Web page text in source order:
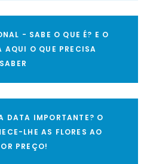
- SABE O QUE É? E O
AQUI O QUE PRECISA
SABER
DATA IMPORTANTE? O
LHE AS FLORES AO
PREÇO!